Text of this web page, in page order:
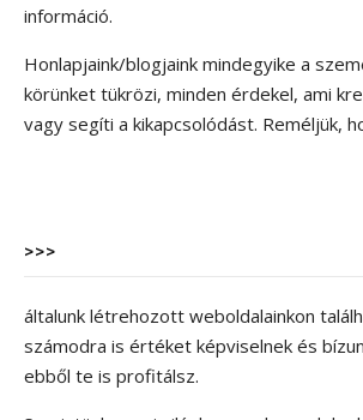
információ.
Honlapjaink/blogjaink mindegyike a
körünket tükrözi, minden érdekel, ami
vagy segíti a kikapcsolódást. Reméljük,
>>>
általunk létrehozott weboldalainkon
számodra is értéket képviselnek és
ebből te is profitálsz.